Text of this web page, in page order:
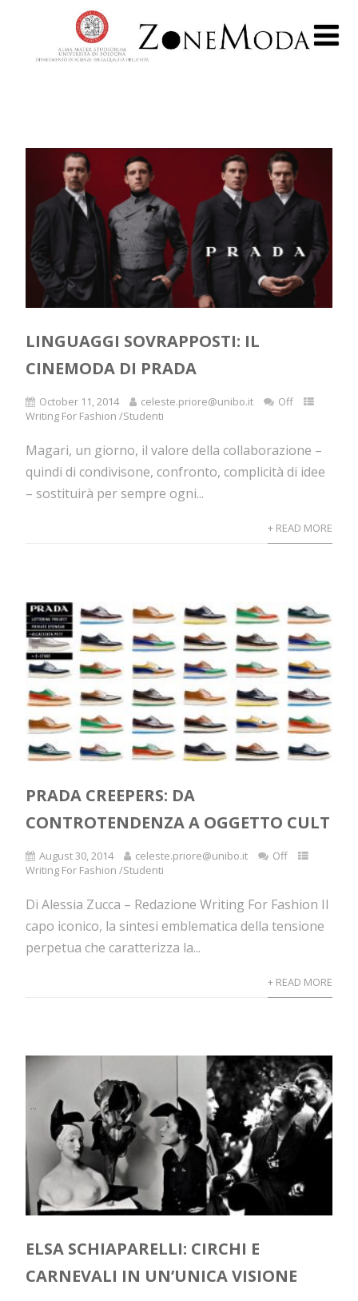
LINGUAGGI SOVRAPPOSTI: IL
CINEMODA DI PRADA
October 11, 2014 celeste.priore@unibo.it
Off
Writing For Fashion /Studenti
Magari, un giorno, il valore della collaborazione –
quindi di condivisone, confronto, complicità di idee
– sostituirà per sempre ogni...
+ READ MORE
PRADA CREEPERS: DA
CONTROTENDENZA A OGGETTO CULT
August 30, 2014 celeste.priore@unibo.it
Off
Writing For Fashion /Studenti
Di Alessia Zucca – Redazione Writing For Fashion Il
capo iconico, la sintesi emblematica della tensione
perpetua che caratterizza la...
+ READ MORE
ELSA SCHIAPARELLI: CIRCHI E
CARNEVALI IN UN’UNICA VISIONE